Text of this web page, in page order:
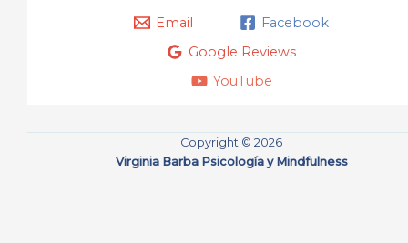
Email
Facebook
Google Reviews
YouTube
Copyright © 2026
Virginia Barba Psicología y Mindfulness